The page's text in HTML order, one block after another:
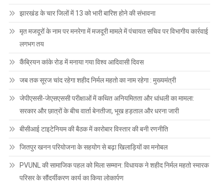
झारखंड के चार जिलों में 13 को भारी बारिश होने की संभावना
मृत मजदूरों के नाम पर मनरेगा में मजदूरी मामले में पंचायत सचिव पर विभागीय कार्रवाई
लगभग तय
कैंब्रियन कांके रोड में मनाया गया विश्व आदिवासी दिवस
जब तक सूरज चांद रहेगा शहीद निर्मल महतो का नाम रहेगा : मुख्यमंत्री
जेपीएससी-जेएसएससी परीक्षाओं में कथित अनियमितता और धांधली का मामला:
सरकार और छात्रों के बीच वार्ता बेनतीजा, भूख हड़ताल और धरना जारी
बीसीआई टाइटेनियम की बैठक में कारोबार विस्तार की बनी रणनीति
जितपुर खनन परियोजना के सहयोग से बढ़ा खिलाड़ियों का मनोबल
PVUNL की सामाजिक पहल को मिला सम्मान: विधायक ने शहीद निर्मल महतो स्मारक
परिसर के सौंदर्यीकरण कार्य का किया लोकार्पण